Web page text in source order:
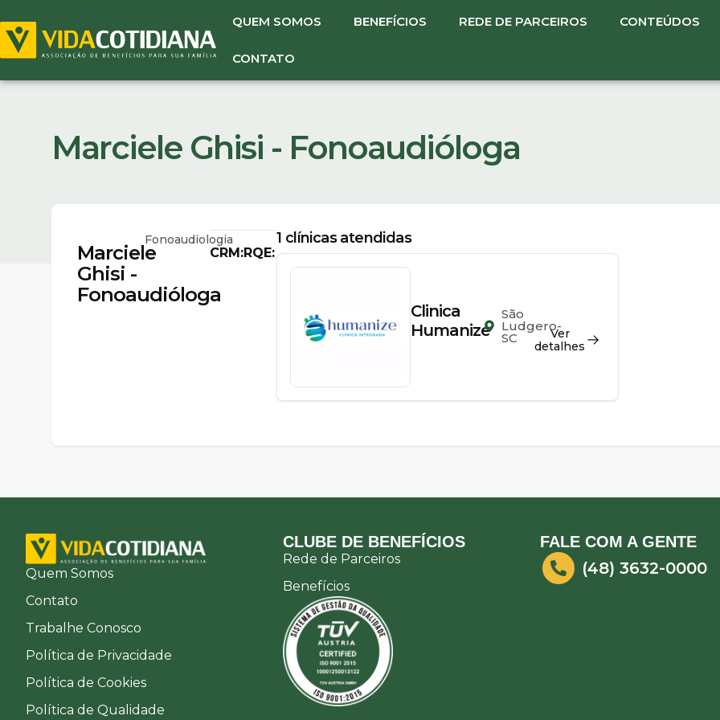
QUEM SOMOS BENEFÍCIOS REDE DE PARCEIROS CONTEÚDOS
CONTATO
Marciele Ghisi - Fonoaudióloga
Marciele
Ghisi -
Fonoaudióloga
Fonoaudiologia
CRM:RQE:
1 clínicas atendidas
Clinica
Humanize
São
Ludgero-
SC
Ver
detalhes
Quem Somos
Contato
Trabalhe Conosco
Política de Privacidade
Política de Cookies
Política de Qualidade
CLUBE DE BENEFÍCIOS
Rede de Parceiros
Benefícios
FALE COM A GENTE
(48) 3632-0000